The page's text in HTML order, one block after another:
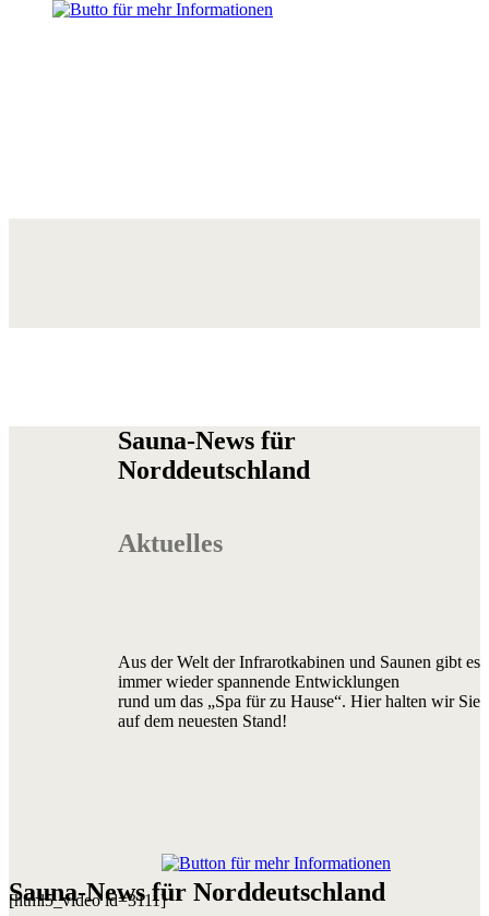
Sauna-News für
Norddeutschland
Aktuelles
Aus der Welt der Infrarotkabinen und Saunen gibt es
immer wieder spannende Entwicklungen
rund um das „Spa für zu Hause“. Hier halten wir Sie
auf dem neuesten Stand!
[html5_video id=3111]
Sauna-News für Norddeutschland